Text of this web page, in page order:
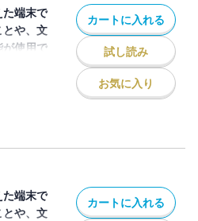
端末で
とや、文
が使用で
おことわ
」は
カートに入れる
試し読み
お気に入り
端末で
とや、文
カートに入れる